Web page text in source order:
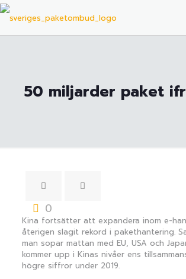
50 miljarder paket
0
Kina fortsätter att expandera inom e-
återigen slagit rekord i pakethantering.
man sopar mattan med EU, USA och
kommer upp i Kinas nivåer ens
högre siffror under 2019.